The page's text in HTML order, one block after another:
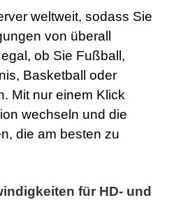
weltweit, sodass Sie
von überall
ob Sie Fußball,
Basketball oder
Mit nur einem Klick
wechseln und die
die am besten zu
für HD- und